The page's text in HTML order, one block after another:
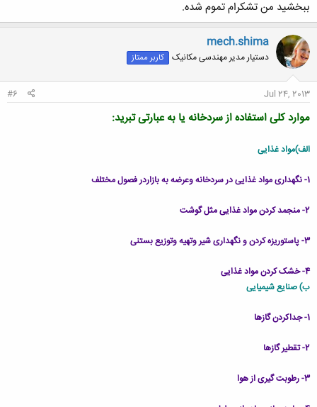
ببخشید من تشکرام تموم شده.
mech.shima
دستیار مدیر مهندسی مکانیک کاربر ممتاز
Jul 24, 2013
#6
موارد کلی استفاده از سردخانه یا به عبارتی تبرید:
الف)مواد غذایی
1- نگهداری مواد غذایی در سردخانه وعرضه به بازاردر فصول مختلف
2- منجمد کردن مواد غذایی مثل گوشت
3- پاستوریزه کردن و نگهداری شیر وتهیه وتوزیع بستنی
4- خشک کردن مواد غذایی
ب) صنایع شیمیایی
1- جداکردن گازها
2- تقطیر گازها
3- رطوبت گیری از هوا